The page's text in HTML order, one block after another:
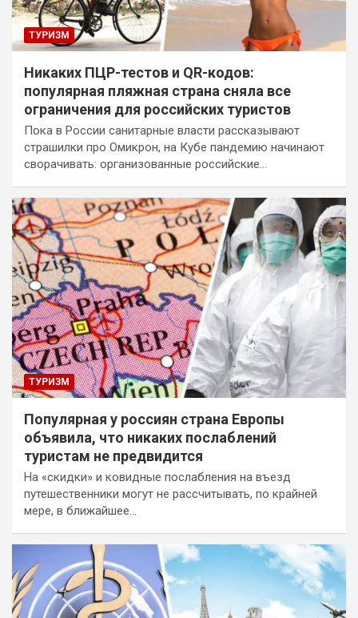
ТУРИЗМ
Никаких ПЦР-тестов и QR-кодов:
популярная пляжная страна сняла все
ограничения для российских туристов
Пока в России санитарные власти рассказывают
страшилки про Омикрон, на Кубе пандемию начинают
сворачивать: организованные российские…
ТУРИЗМ
Популярная у россиян страна Европы
объявила, что никаких послаблений
туристам не предвидится
На «скидки» и ковидные послабления на въезд
путешественники могут не рассчитывать, по крайней
мере, в ближайшее…